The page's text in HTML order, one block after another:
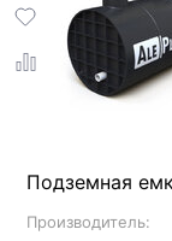
Подземная
Производитель: